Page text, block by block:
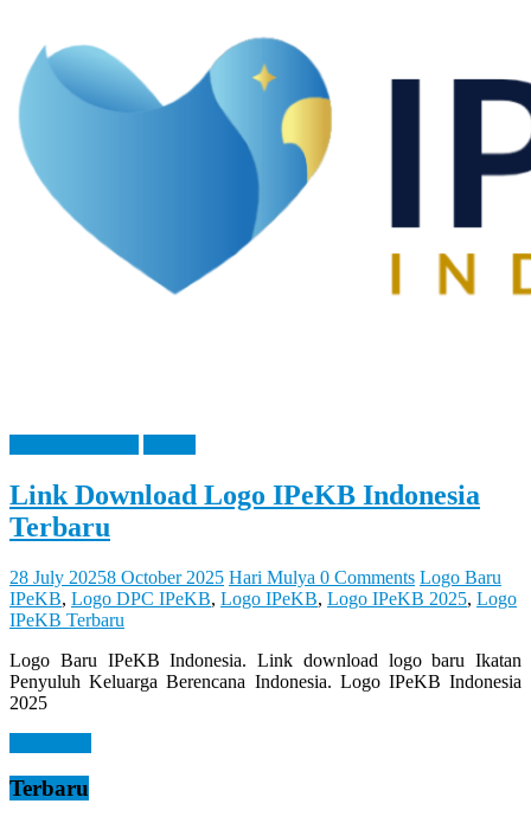
Link Download Logo IPeKB Indonesia
Terbaru
28 July 20258 October 2025 Hari Mulya 0 Comments Logo Baru
IPeKB, Logo DPC IPeKB, Logo IPeKB, Logo IPeKB 2025, Logo
IPeKB Terbaru
Logo Baru IPeKB Indonesia. Link download logo baru Ikatan
Penyuluh Keluarga Berencana Indonesia. Logo IPeKB Indonesia
2025
Terbaru